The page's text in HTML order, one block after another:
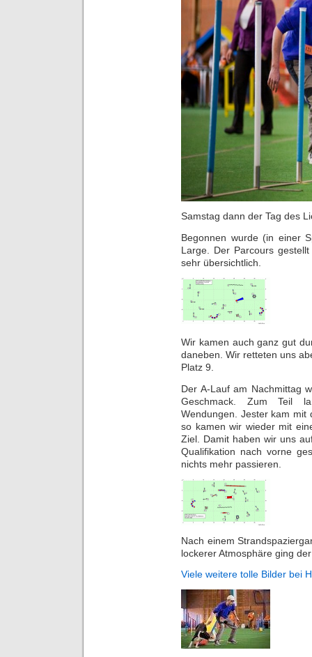
Samstag dann der Tag des
Begonnen wurde (in einer
Large. Der Parcours
sehr übersichtlich.
Wir kamen auch ganz gut
daneben. Wir retteten uns
Platz 9.
Der A-Lauf am Nachmittag
Geschmack. Zum Teil
Wendungen. Jester kam mit
so kamen wir wieder mit
Ziel. Damit haben wir uns
Qualifikation nach vorne
nichts mehr passieren.
Nach einem
lockerer Atmosphäre ging
Viele weitere tolle Bilder bei